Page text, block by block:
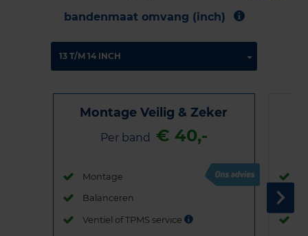
bandenmaat omvang (inch)
Montage Veilig & Zeker
Per band € 40,-
Montage
Balanceren
Ventiel of TPMS service